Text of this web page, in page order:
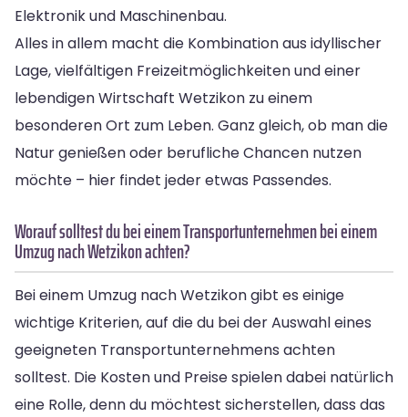
Elektronik und Maschinenbau.
Alles in allem macht die Kombination aus idyllischer
Lage, vielfältigen Freizeitmöglichkeiten und einer
lebendigen Wirtschaft Wetzikon zu einem
besonderen Ort zum Leben. Ganz gleich, ob man die
Natur genießen oder berufliche Chancen nutzen
möchte – hier findet jeder etwas Passendes.
Worauf solltest du bei einem Transportunternehmen bei einem
Umzug nach Wetzikon achten?
Bei einem Umzug nach Wetzikon gibt es einige
wichtige Kriterien, auf die du bei der Auswahl eines
geeigneten Transportunternehmens achten
solltest. Die Kosten und Preise spielen dabei natürlich
eine Rolle, denn du möchtest sicherstellen, dass das